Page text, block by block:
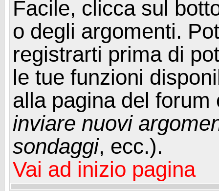
Facile, clicca sul
o degli argomenti.
registrarti prima di
le tue funzioni
alla pagina del
inviare nuovi
sondaggi, ecc.).
Vai ad inizio pagina